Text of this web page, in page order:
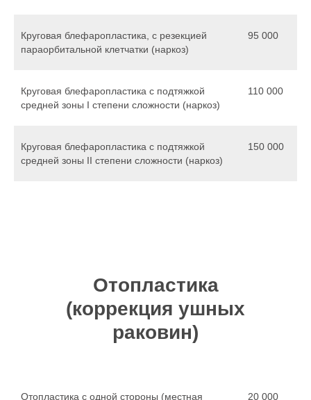
Круговая блефаропластика, с резекцией
параорбитальной клетчатки (наркоз)
95 000
Круговая блефаропластика с подтяжкой
средней зоны I степени сложности (наркоз)
110 000
Круговая блефаропластика с подтяжкой
средней зоны II степени сложности (наркоз)
150 000
Отопластика
(коррекция ушных
раковин)
Отопластика с одной стороны (местная 20 000